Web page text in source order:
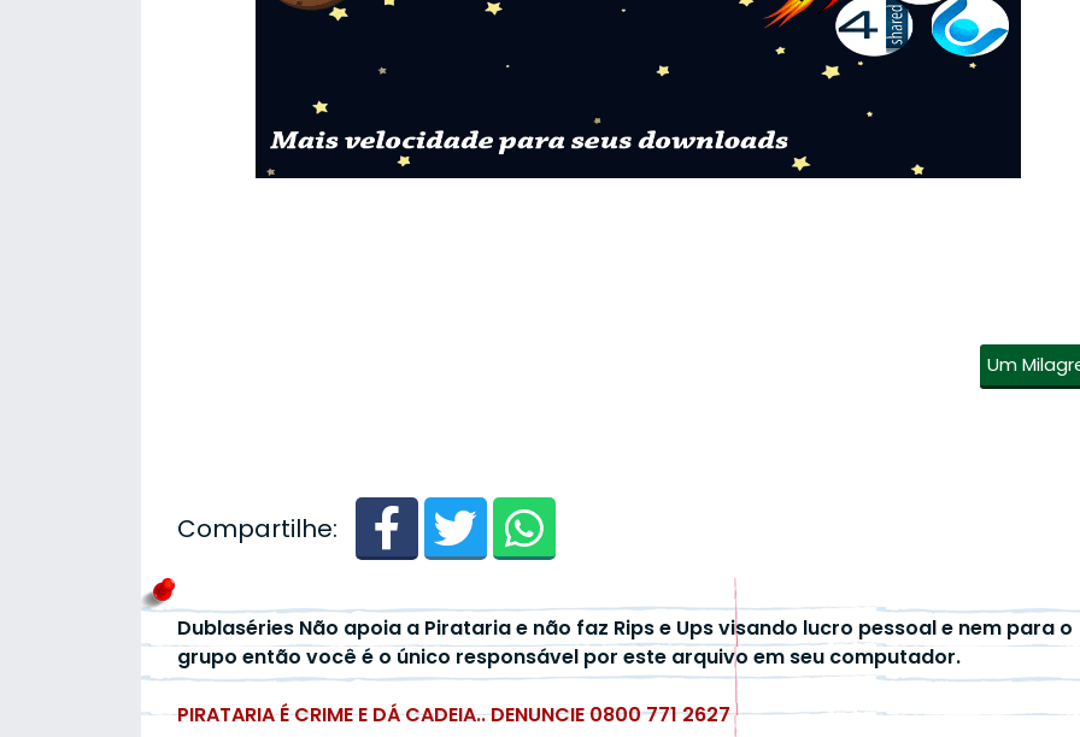
Um
Compartilhe:
Dublaséries Não apoia a Pirataria e não faz Rips e Ups visando lucro pessoal e nem para o
grupo então você é o único responsável por este arquivo em seu computador.
PIRATARIA É CRIME E DÁ CADEIA.. DENUNCIE 0800 771 2627